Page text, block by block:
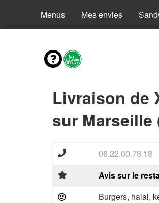
Menus Mes envies
Livraison de
sur Marseille
06.22.00.78.18
Avis sur le
Burgers, halal,